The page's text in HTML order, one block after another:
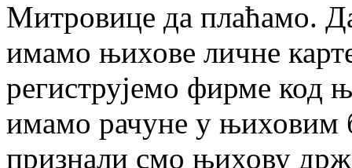
Митровице да плаћамо.
имамо њихове личне
региструјемо фирме код
имамо рачуне у њиховим
признали смо њихову